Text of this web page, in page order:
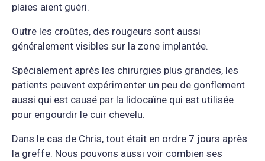
plaies aient guéri.
Outre les croûtes, des rougeurs sont aussi
généralement visibles sur la zone implantée.
Spécialement après les chirurgies plus grandes, les
patients peuvent expérimenter un peu de gonflement
aussi qui est causé par la lidocaïne qui est utilisée
pour engourdir le cuir chevelu.
Dans le cas de Chris, tout était en ordre 7 jours après
la greffe. Nous pouvons aussi voir combien ses